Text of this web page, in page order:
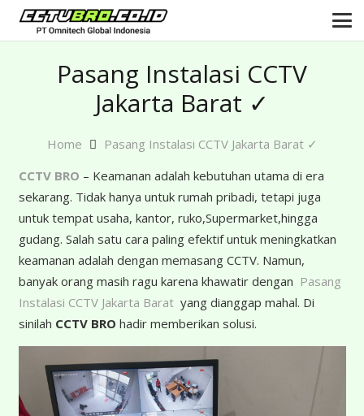
Pasang Instalasi CCTV
Jakarta Barat ✓
Home
Pasang Instalasi CCTV Jakarta Barat ✓
CCTV BRO – Keamanan adalah kebutuhan utama di era
sekarang. Tidak hanya untuk rumah pribadi, tetapi juga
untuk tempat usaha, kantor, ruko,Supermarket,hingga
gudang. Salah satu cara paling efektif untuk meningkatkan
keamanan adalah dengan memasang CCTV. Namun,
banyak orang masih ragu karena khawatir dengan Pasang
Instalasi CCTV Jakarta Baratyang dianggap mahal. Di
sinilah CCTV BRO hadir memberikan solusi.